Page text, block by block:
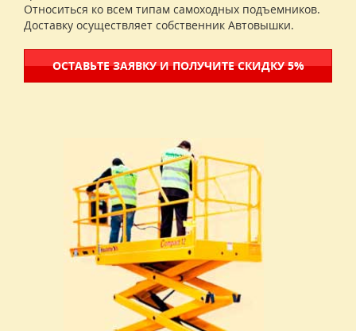
Относиться ко всем типам самоходных подъемников.
Доставку осуществляет собственник Автовышки.
ОСТАВЬТЕ ЗАЯВКУ И ПОЛУЧИТЕ СКИДКУ 5%